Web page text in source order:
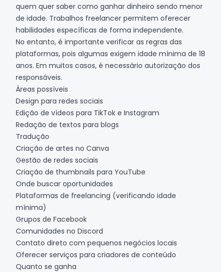
quem quer saber como ganhar dinheiro sendo menor
de idade. Trabalhos freelancer permitem oferecer
habilidades específicas de forma independente.
No entanto, é importante verificar as regras das
plataformas, pois algumas exigem idade mínima de 18
anos. Em muitos casos, é necessário autorização dos
responsáveis.
Áreas possíveis
Design para redes sociais
Edição de vídeos para TikTok e Instagram
Redação de textos para blogs
Tradução
Criação de artes no Canva
Gestão de redes sociais
Criação de thumbnails para YouTube
Onde buscar oportunidades
Plataformas de freelancing (verificando idade
mínima)
Grupos de Facebook
Comunidades no Discord
Contato direto com pequenos negócios locais
Oferecer serviços para criadores de conteúdo
Quanto se ganha